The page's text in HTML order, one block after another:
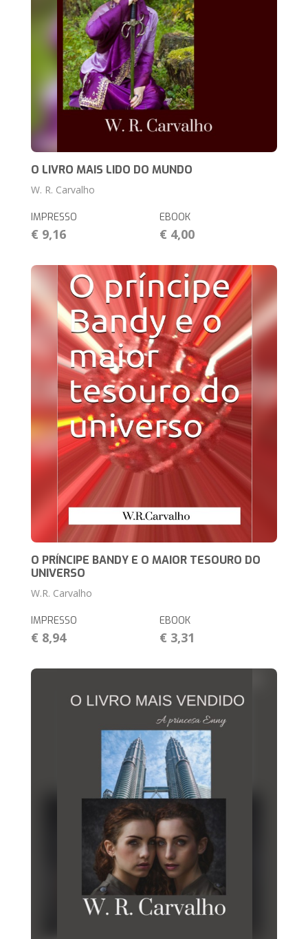
O LIVRO MAIS LIDO DO MUNDO
W. R. Carvalho
IMPRESSO
€ 9,16
EBOOK
€ 4,00
O PRÍNCIPE BANDY E O MAIOR TESOURO DO
UNIVERSO
W.R. Carvalho
IMPRESSO
€ 8,94
EBOOK
€ 3,31